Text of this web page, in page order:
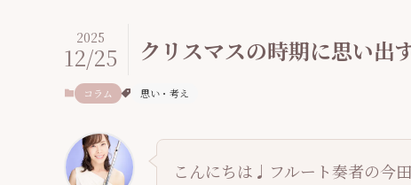
クリスマスの時期に思い出
2025
12/25
コラム 思い・考え
こんにちは♩フルート奏者の今